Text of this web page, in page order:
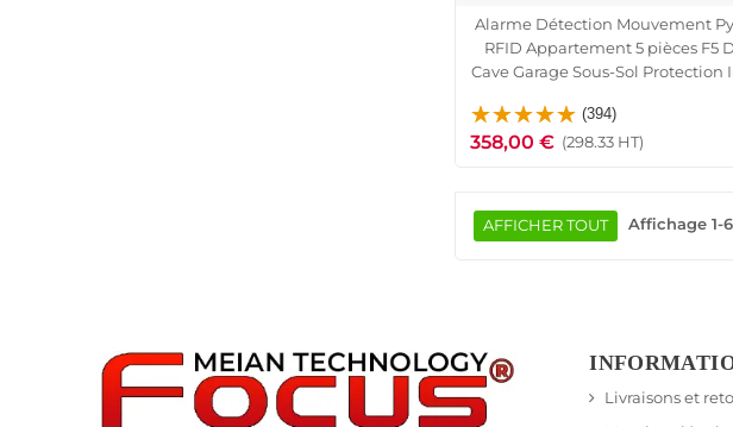
Alarme Détection Mouvement
RFID Appartement 5 pièces F5
Cave Garage Sous-Sol
Réseau GSM
(394)
358,00 € (298.33 HT)
AFFICHER TOUT Affichage 1-
Livraisons et